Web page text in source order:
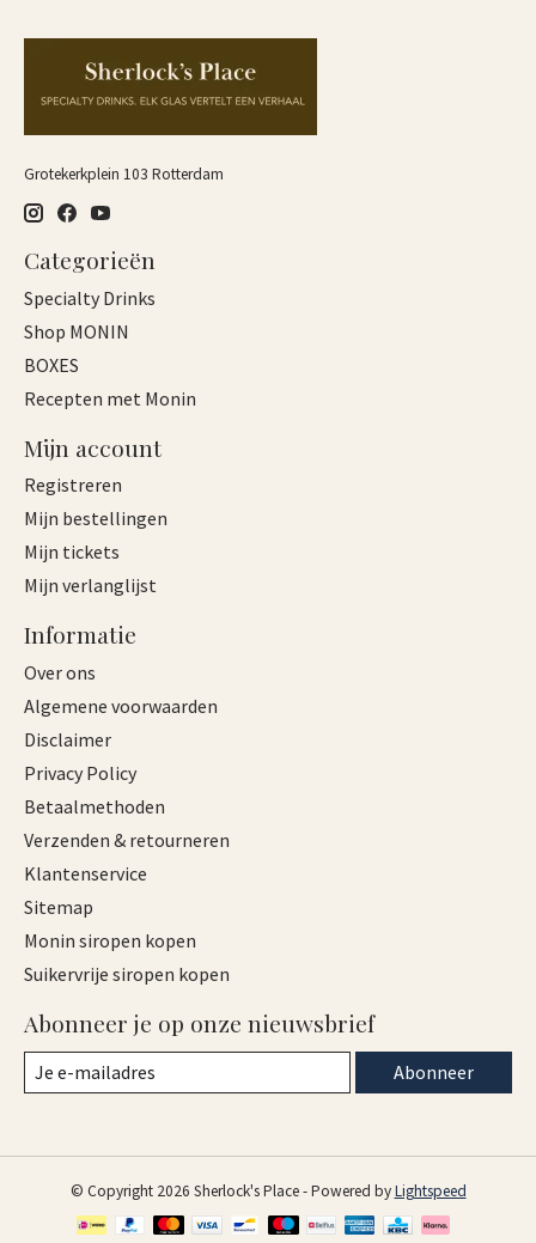
Grotekerkplein 103 Rotterdam
Categorieën
Specialty Drinks
Shop MONIN
BOXES
Recepten met Monin
Mijn account
Registreren
Mijn bestellingen
Mijn tickets
Mijn verlanglijst
Informatie
Over ons
Algemene voorwaarden
Disclaimer
Privacy Policy
Betaalmethoden
Verzenden & retourneren
Klantenservice
Sitemap
Monin siropen kopen
Suikervrije siropen kopen
Abonneer je op onze nieuwsbrief
Abonneer
© Copyright 2026 Sherlock's Place - Powered byLightspeed